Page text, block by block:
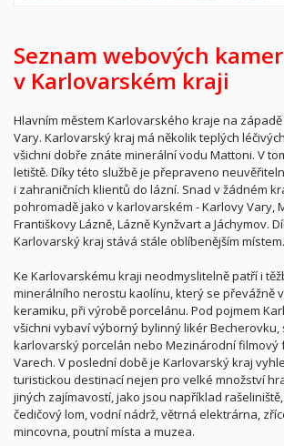
Seznam webových kamer
v Karlovarském kraji
Hlavním městem Karlovarského kraje na
Vary. Karlovarský kraj má několik teplých
všichni dobře znáte minerální vodu Mattoni. V
letiště. Díky této službě je přepraveno
i zahraničních klientů do lázní. Snad v žádném
pohromadě jako v karlovarském - Karlovy Vary,
Františkovy Lázně, Lázně Kynžvart a Jáchymov.
Karlovarský kraj stává stále oblíbenějším místem.
Ke Karlovarskému kraji neodmyslitelně patří i
minerálního nerostu kaolínu, který se převážně
keramiku, při výrobě porcelánu. Pod pojmem
všichni vybaví výborný bylinný likér Becherovku,
karlovarský porcelán nebo Mezinárodní filmový
Varech. V poslední době je Karlovarský kraj
turistickou destinací nejen pro velké množství
jiných zajímavostí, jako jsou například
čedičový lom, vodní nádrž, větrná elektrárna,
mincovna, poutní místa a muzea.